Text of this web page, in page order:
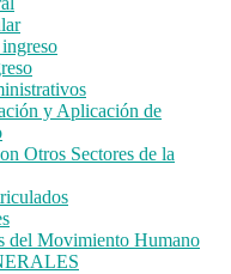
y Aplicación de
Otros Sectores de la
del Movimiento Humano